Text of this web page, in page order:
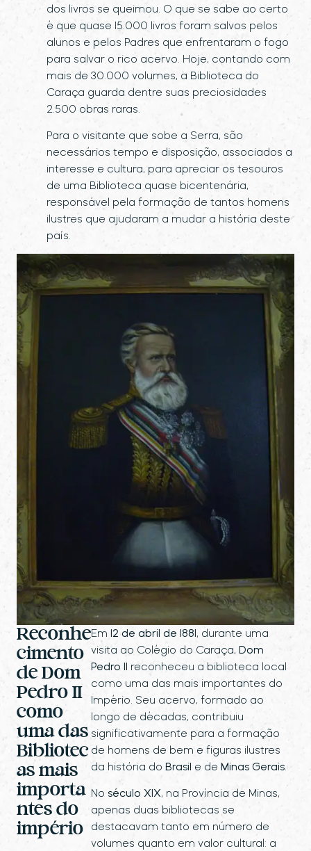
dos livros se queimou. O que se sabe ao certo
é que quase 15.000 livros foram salvos pelos
alunos e pelos Padres que enfrentaram o fogo
para salvar o rico acervo. Hoje, contando com
mais de 30.000 volumes, a Biblioteca do
Caraça guarda dentre suas preciosidades
2.500 obras raras.
Para o visitante que sobe a Serra, são
necessários tempo e disposição, associados a
interesse e cultura, para apreciar os tesouros
de uma Biblioteca quase bicentenária,
responsável pela formação de tantos homens
ilustres que ajudaram a mudar a história deste
país.
Reconhe
cimento
de Dom
Pedro II
como
uma das
Bibliotec
as mais
importa
ntes do
império
Em12 de abril de 1881, durante uma
visita ao Colégio do Caraça,Dom
Pedro II reconheceu a biblioteca local
como uma das mais importantes do
Império. Seu acervo, formado ao
longo de décadas, contribuiu
significativamente para a formação
de homens de bem e figuras ilustres
da história doBrasil e deMinas Gerais
No século XIX, na Província de Minas,
apenas duas bibliotecas se
destacavam tanto em número de
volumes quanto em valor cultural: a